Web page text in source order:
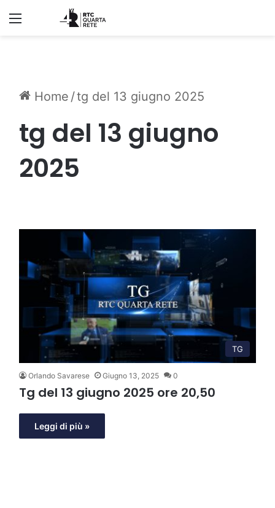
Home /tg del 13 giugno 2025
tg del 13 giugno
2025
TG
Orlando Savarese Giugno 13, 2025 0
Tg del 13 giugno 2025 ore 20,50
Leggi di più »